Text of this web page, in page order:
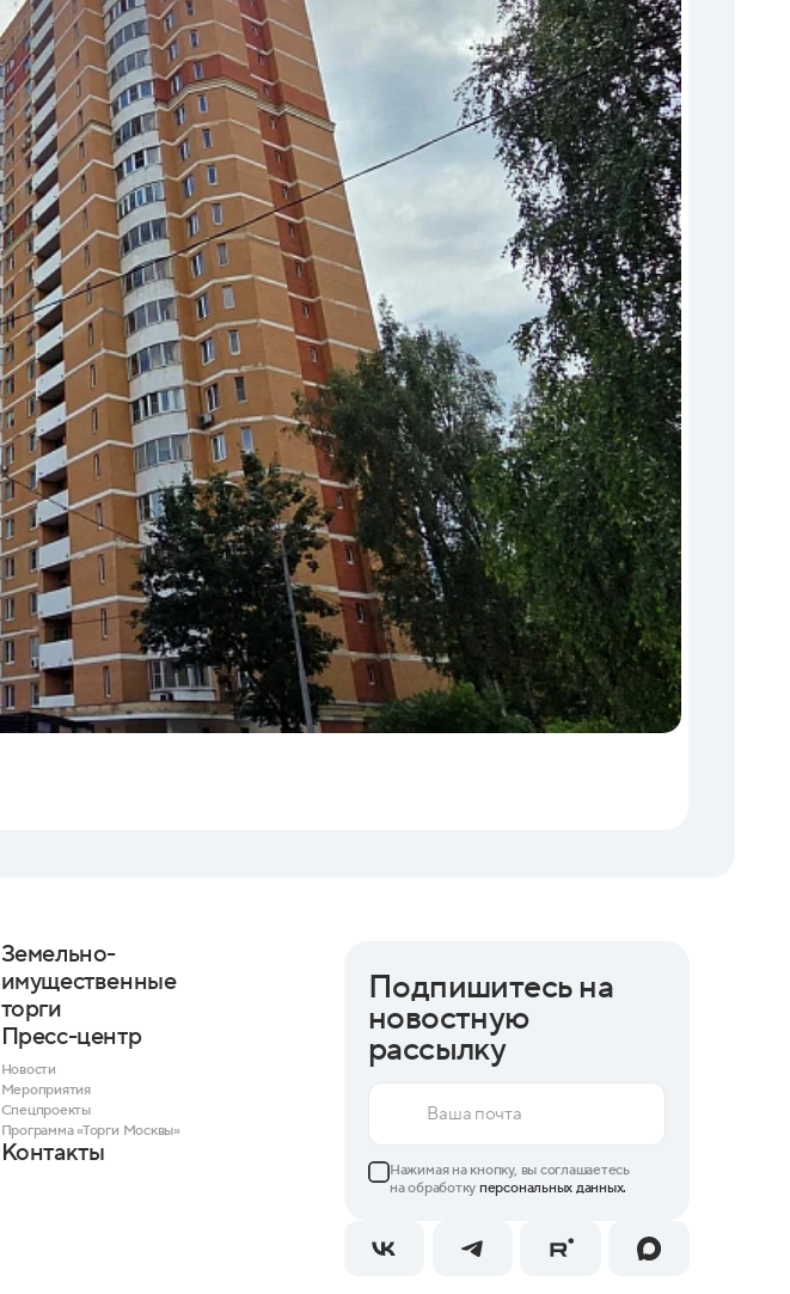
Земельно-
имущественные
торги
Пресс-центр
Новости
Мероприятия
Спецпроекты
Программа «Торги Москвы»
Контакты
Подпишитесь на
новостную
рассылку
Нажимая на кнопку, вы соглашаетесь
на обработку персональных данных.